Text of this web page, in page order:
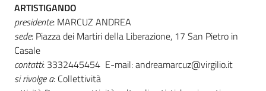
ARTISTIGANDO
presidente: MARCUZ ANDREA
sede: Piazza dei Martiri della Liberazione, 17 San Pietro in
Casale
contatti: 3332445454 E-mail: andreamarcuz@virgilio.it
si rivolge a: Collettività